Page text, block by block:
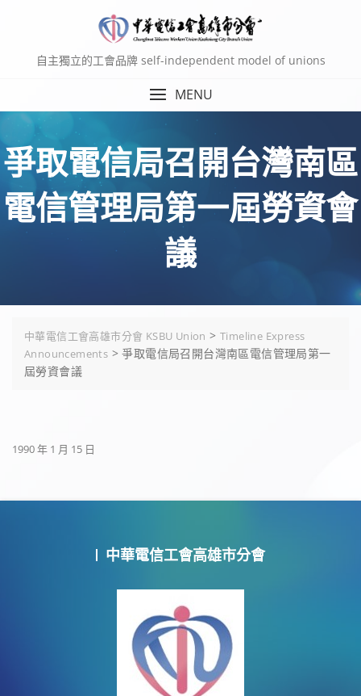
自主獨立的工會品牌 self-independent model of unions
MENU
爭取電信局召開台灣南區
電信管理局第一屆勞資會
議
中華電信工會高雄市分會 KSBU Union >Timeline Express
Announcements >爭取電信局召開台灣南區電信管理局第一
屆勞資會議
1990 年 1 月 15 日
中華電信工會高雄市分會